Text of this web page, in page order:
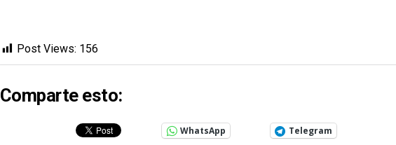
Post Views: 156
Comparte esto:
WhatsApp Telegram